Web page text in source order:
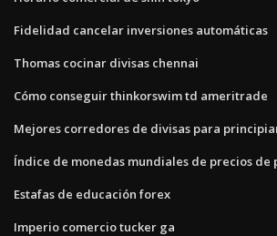
Fidelidad cancelar inversiones automáticas
Thomas cocinar divisas chennai
Cómo conseguir thinkorswim td ameritrade
Mejores corredores de divisas para
Índice de monedas mundiales de precios de
Estafas de educación forex
Imperio comercio tucker ga